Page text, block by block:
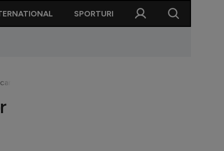
SPORTURI
trebuie să fie valorificați!”